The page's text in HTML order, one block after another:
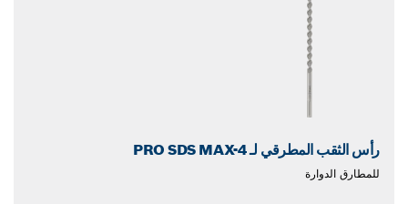
رأس الثقب المطرقي لـ PRO SDS MAX-4
للمطارق الدوارة